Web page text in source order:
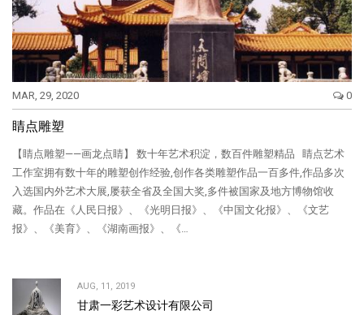
MAR, 29, 2020 0
睛点雕塑
【睛点雕塑——画龙点睛】 数十年艺术积淀，数百件雕塑精品 睛点艺术
工作室拥有数十年的雕塑创作经验,创作各类雕塑作品一百多件,作品多次
入选国内外艺术大展,屡获全省及全国大奖,多件被国家及地方博物馆收
藏。作品在《人民日报》、《光明日报》、《中国文化报》、《文艺
报》、《美育》、《湖南画报》、《…
AUG, 11, 2019
甘肃一彩艺术设计有限公司